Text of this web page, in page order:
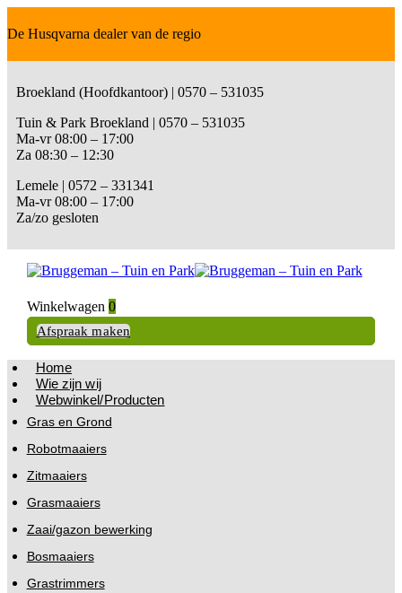
De Husqvarna dealer van de regio
Broekland (Hoofdkantoor) | 0570 – 531035
Tuin & Park Broekland | 0570 – 531035
Ma-vr 08:00 – 17:00
Za 08:30 – 12:30
Lemele | 0572 – 331341
Ma-vr 08:00 – 17:00
Za/zo gesloten
Winkelwagen 0
Afspraak maken
Home
Wie zijn wij
Webwinkel/Producten
Gras en Grond
Robotmaaiers
Zitmaaiers
Grasmaaiers
Zaai/gazon bewerking
Bosmaaiers
Grastrimmers